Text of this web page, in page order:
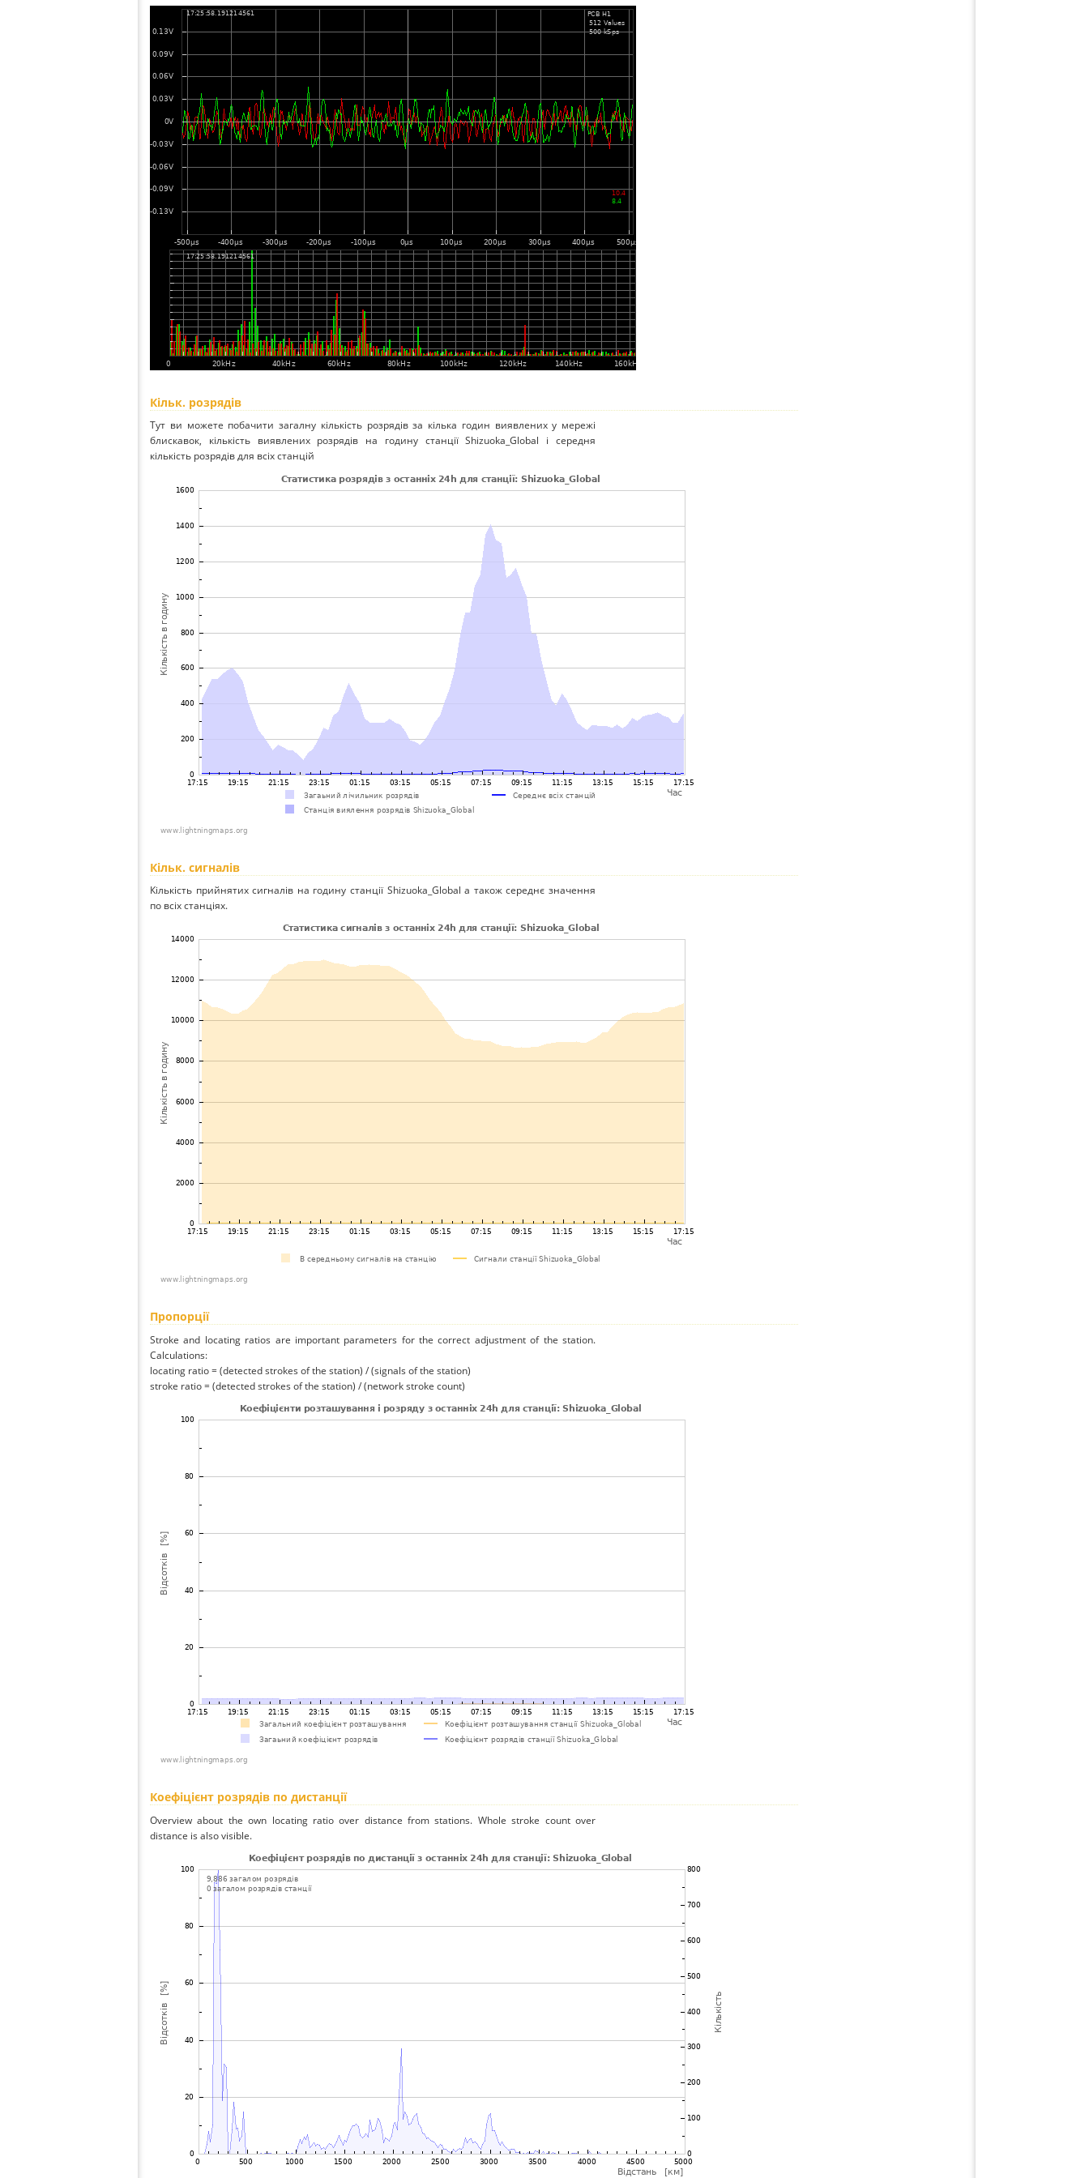
Кільк. розрядів
Тут ви можете побачити загалну кількість розрядів за кілька годин виявлених у мережі
блискавок, кількість виявлених розрядів на годину станції Shizuoka_Global і середня
кількість розрядів для всіх станцій
Кільк. сигналів
Кількість прийнятих сигналів на годину станції Shizuoka_Global а також середнє значення
по всіх станціях.
Пропорції
Stroke and locating ratios are important parameters for the correct adjustment of the station.
Calculations:
locating ratio = (detected strokes of the station) / (signals of the station)
stroke ratio = (detected strokes of the station) / (network stroke count)
Коефіцієнт розрядів по дистанції
Overview about the own locating ratio over distance from stations. Whole stroke count over
distance is also visible.